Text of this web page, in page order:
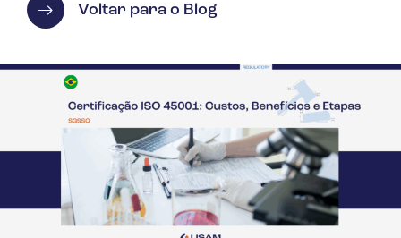
Voltar para o Blog